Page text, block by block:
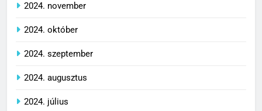
2024. november
2024. október
2024. szeptember
2024. augusztus
2024. július